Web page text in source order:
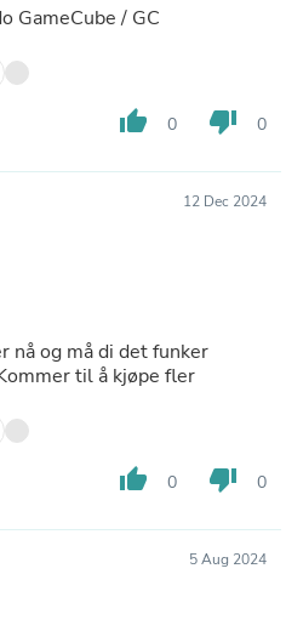
GameCube / GC
thumb_up 0 thumb_down 0
12 Dec 2024
nå og må di det funker
til å kjøpe fler
thumb_up 0 thumb_down 0
5 Aug 2024